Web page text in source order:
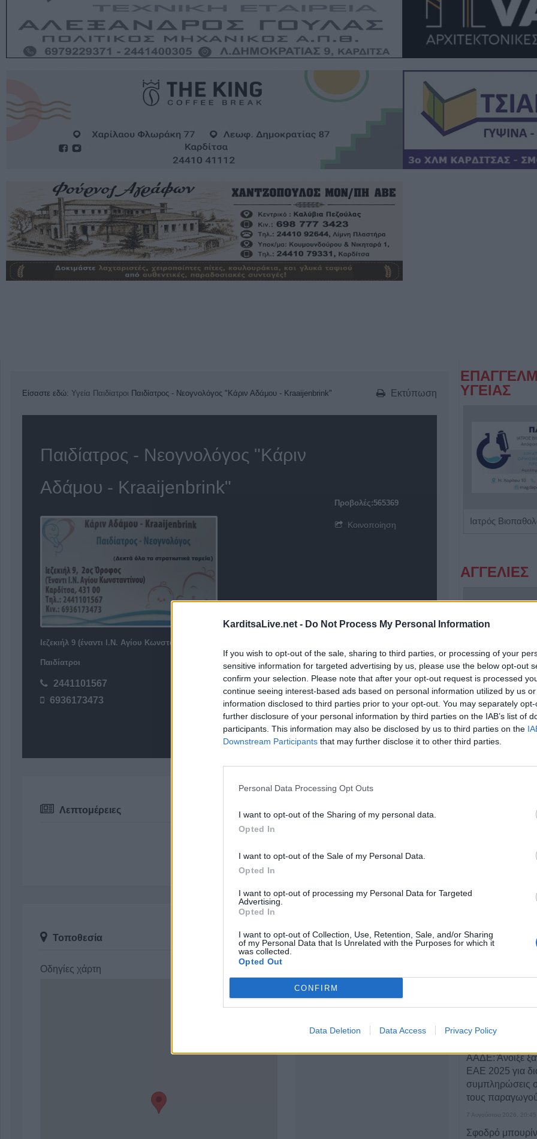
KarditsaLive.net - Do Not Process My Personal Information
If you wish to opt-out of the sale, sharing to third parties, or processing of your
sensitive information for targeted advertising by us, please use the below opt-out
confirm your selection. Please note that after your opt-out request is processed
continue seeing interest-based ads based on personal information utilized by us
information disclosed to third parties prior to your opt-out. You may separately
further disclosure of your personal information by third parties on the IAB’s list of
participants. This information may also be disclosed by us to third parties on the
Downstream Participants that may further disclose it to other third parties.
Personal Data Processing Opt Outs
I want to opt-out of the Sharing of my personal data.
Opted In
I want to opt-out of the Sale of my Personal Data.
Opted In
I want to opt-out of processing my Personal Data for Targeted
Advertising.
Opted In
I want to opt-out of Collection, Use, Retention, Sale, and/or Sharing
of my Personal Data that Is Unrelated with the Purposes for which it
was collected.
Opted Out
CONFIRM
Data Deletion Data Access Privacy Policy
Εκτύπωση
Είσαστε εδώ: Υγεία Παιδίατροι Παιδίατρος - Νεογνολόγος "Κάριν Αδάμου - Kraaijenbrink"
Παιδίατρος - Νεογνολόγος "Κάριν
Αδάμου - Kraaijenbrink"
Ιεζεκιήλ 9 (έναντι Ι.Ν. Αγίου Κωνσταντίνου), Καρδίτσα 43100
Παιδίατροι
2441101567
6936173473
Προβολές:565369
Κοινοποίηση
Λεπτομέρειες
Τοποθεσία
Οδηγίες χάρτη
Αγίου Κωνσταντίνου),
ΥΓΕΙΑΣ
ΑΓΓΕΛΙΕΣ
Πωλείται μονοκατοικία τριών επιπέδων στο καταπράσινο Πευκόφυτο Καρδίτσας
Λαμία:
7 Αυγούστου 2026, 21:19
χλοοτάπητας στο
Γήπεδο
εσωτερικών και
ΑΑΔΕ: Άνοιξε
ΕΑΕ 2025 για
συμπληρώσεις
τους
7 Αυγούστου 2026, 20:45
Σφοδρό